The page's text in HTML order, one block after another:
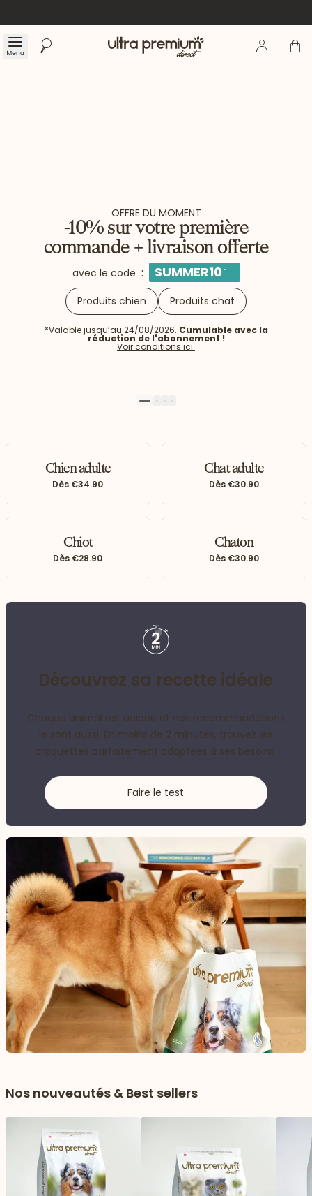
Menu Rechercher Accueil Se Panier
le bas
OFFRE DU MOMENT
-10% sur votre première
commande + livraison offerte
avec le code : SUMMER10
Produits chien Produits chat
*Valable jusqu’au 24/08/2026. Cumulable avec la
réduction de l'abonnement !
Voir conditions ici.
1 2 3 4
Chien adulte
Dès €34.90
Chiot
Dès €28.90
Chat adulte
Dès €30.90
Chaton
Dès €30.90
Découvrez sa recette idéale
Chaque animal est unique et nos recommandations
le sont aussi. En moins de 2 minutes, trouvez les
croquettes parfaitement adaptées à ses besoins.
Faire le test
Nos nouveautés & Best sellers